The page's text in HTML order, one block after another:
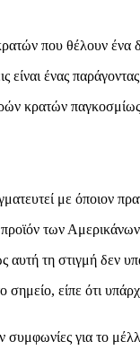
που θέλουν ένα
είναι ένας
κρατών
με όποιον
των
τη στιγμή δεν
είπε ότι
συμφωνίες για το